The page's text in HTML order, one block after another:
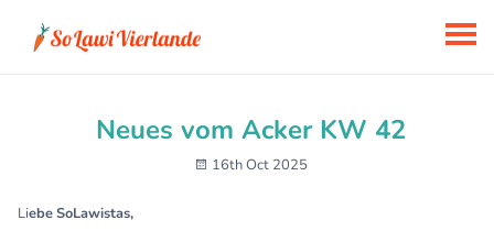
Neues vom Acker KW 42
16th Oct 2025
Liebe SoLawistas,